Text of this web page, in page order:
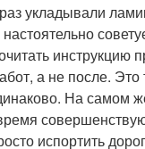
укладывали
инструкцию
а не после. Это
На самом
испортить